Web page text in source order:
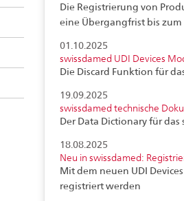
Die Registrierung von
eine Übergangfrist bis zum
01.10.2025
swissdamed UDI Devices
Die Discard Funktion für
19.09.2025
swissdamed technische
Der Data Dictionary für
18.08.2025
Neu in swissdamed:
Mit dem neuen UDI
registriert werden